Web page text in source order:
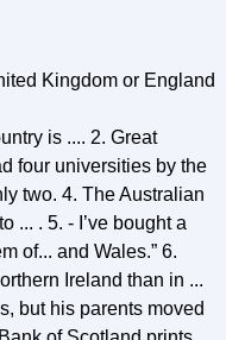
Kingdom or England
is .... 2. Great
four universities by the
two. 4. The Australian
... . 5. - I’ve bought a
of... and Wales.” 6.
Ireland than in ...
but his parents moved